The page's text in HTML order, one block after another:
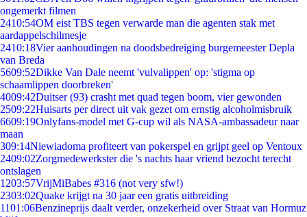
ongemerkt filmen
2410:54OM eist TBS tegen verwarde man die agenten stak met
aardappelschilmesje
2410:18Vier aanhoudingen na doodsbedreiging burgemeester Depla
van Breda
5609:52Dikke Van Dale neemt 'vulvalippen' op: 'stigma op
schaamlippen doorbreken'
4009:42Duitser (93) crasht met quad tegen boom, vier gewonden
2509:22Huisarts per direct uit vak gezet om ernstig alcoholmisbruik
6609:19Onlyfans-model met G-cup wil als NASA-ambassadeur naar
maan
309:14Niewiadoma profiteert van pokerspel en grijpt geel op Ventoux
2409:02Zorgmedewerkster die 's nachts haar vriend bezocht terecht
ontslagen
1203:57VrijMiBabes #316 (not very sfw!)
2303:02Quake krijgt na 30 jaar een gratis uitbreiding
1101:06Benzineprijs daalt verder, onzekerheid over Straat van Hormuz